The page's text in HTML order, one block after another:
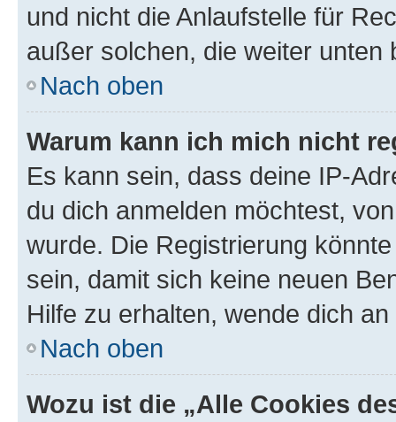
und nicht die Anlaufstelle für
außer solchen, die weiter unten
Nach oben
Warum kann ich mich nicht
Es kann sein, dass deine IP-
du dich anmelden möchtest,
wurde. Die Registrierung
sein, damit sich keine neuen
Hilfe zu erhalten, wende dich
Nach oben
Wozu ist die „Alle Cookies